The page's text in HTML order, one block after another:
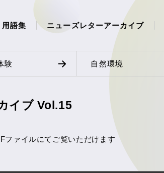
用語集 ニューズレターアーカイブ
験 自然環境
イブ Vol.15
ァイルにてご覧いただけます